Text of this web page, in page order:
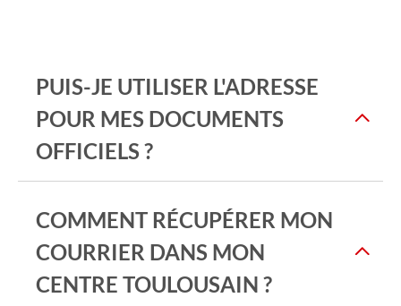
PUIS-JE UTILISER L'ADRESSE
POUR MES DOCUMENTS
OFFICIELS ?
COMMENT RÉCUPÉRER MON
COURRIER DANS MON
CENTRE TOULOUSAIN ?